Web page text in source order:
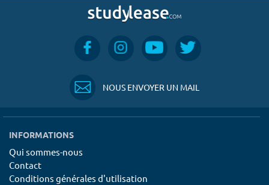
NOUS ENVOYER UN MAIL
INFORMATIONS
Qui sommes-nous
Contact
Conditions générales d'utilisation